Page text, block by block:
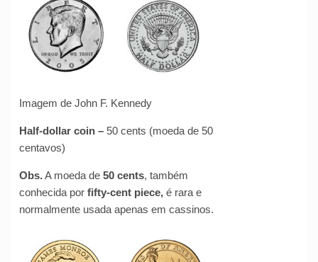
Imagem de John F. Kennedy
Half-dollar coin – 50 cents (moeda de 50
centavos)
Obs.A moeda de 50 cents, também
conhecida por fifty-cent piece, é rara e
normalmente usada apenas em cassinos.